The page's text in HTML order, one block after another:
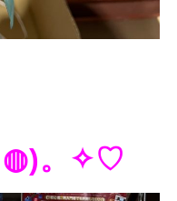
◍)。✧♡